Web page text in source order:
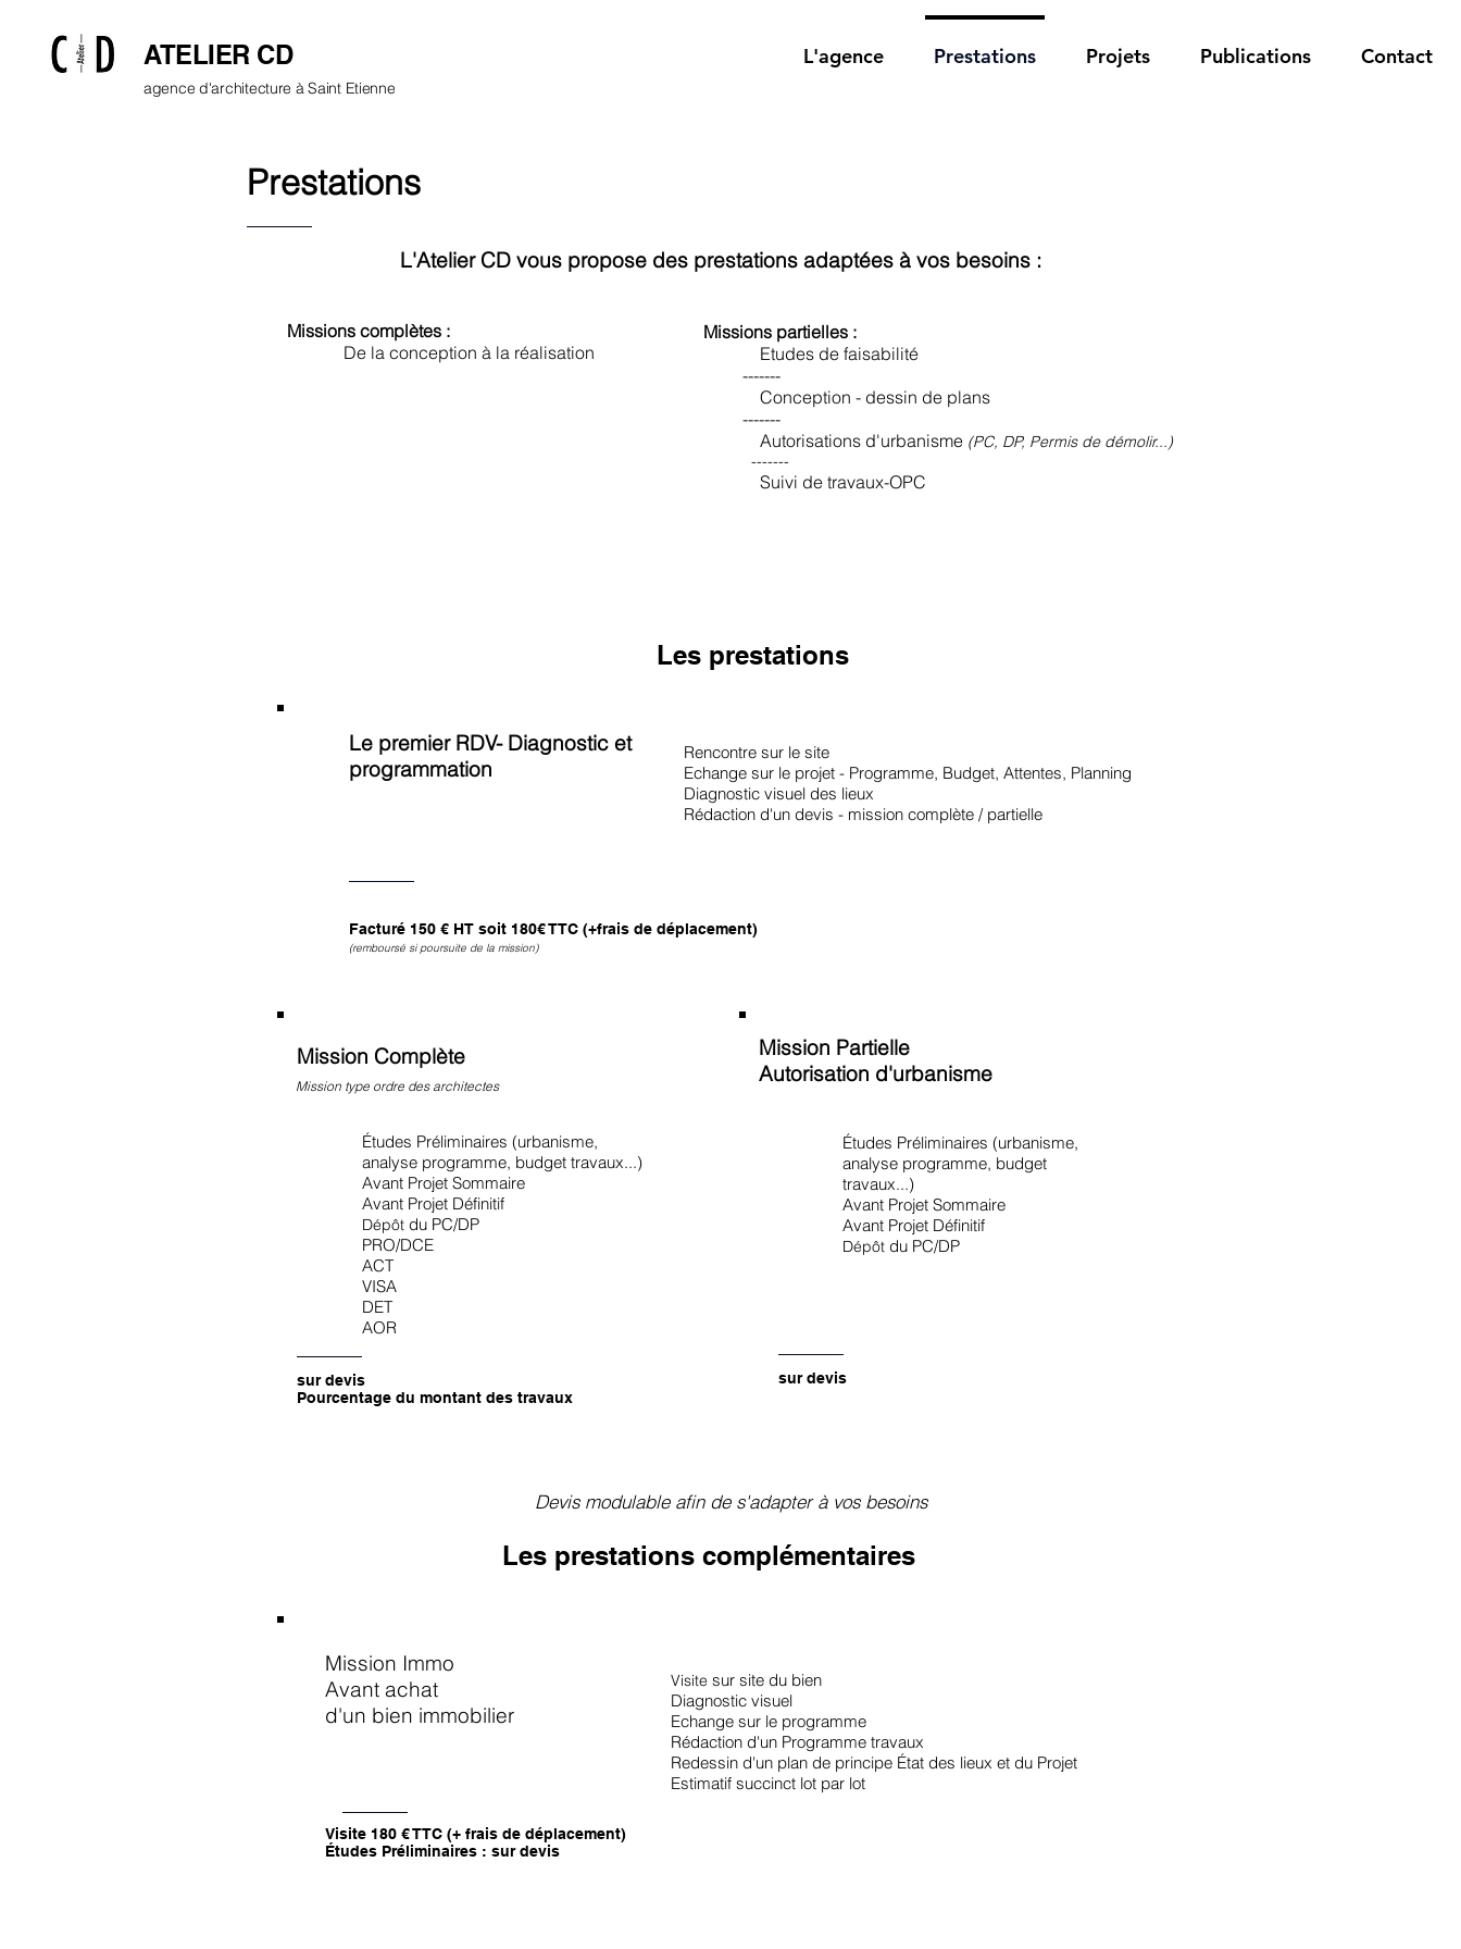
ATELIER CD
agence d'architecture à Saint Etienne
L'agence Prestations Projets Publications Contact
Prestations
Missions complètes :
De la conception à la réalisation
L'Atelier CD vous propose des prestations adaptées à vos besoins :
Missions partielles :
Etudes de faisabilité
-------
Conception - dessin de plans
-------
Autorisations d'urbanisme (PC, DP, Permis de démolir...)
-------
Suivi de travaux-OPC
Les prestations
Le premier RDV- Diagnostic et
programmation
Rencontre sur le site
Echange sur le projet - Programme, Budget, Attentes, Planning
Diagnostic visuel des lieux
Rédaction d'un devis - mission complète / partielle
Facturé 150 € HT soit 180€ TTC (+frais de déplacement)
(remboursé si poursuite de la mission)
Mission Complète
Mission type ordre des architectes
Études Préliminaires (urbanisme,
analyse programme, budget travaux...)
Avant Projet Sommaire
Avant Projet Définitif
Dépôt du PC/DP
PRO/DCE
ACT
VISA
DET
AOR
sur devis
Pourcentage du montant des travaux
Mission Partielle
Autorisation d'urbanisme
Études Préliminaires (urbanisme,
analyse programme, budget
travaux...)
Avant Projet Sommaire
Avant Projet Définitif
Dépôt du PC/DP
sur devis
Devis modulable afin de s'adapter à vos besoins
Les prestations complémentaires
Mission Immo
Avant achat
d'un bien immobilier
Visite 180 € TTC (+ frais de déplacement)
Études Préliminaires : sur devis
Visite sur site du bien
Diagnostic visuel
Echange sur le programme
Rédaction d'un Programme travaux
Redessin d'un plan de principe État des lieux et du Projet
Estimatif succinct lot par lot